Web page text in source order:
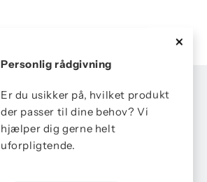
Personlig rådgivning
Er du usikker på, hvilket produkt
der passer til dine behov? Vi
hjælper dig gerne helt
uforpligtende.